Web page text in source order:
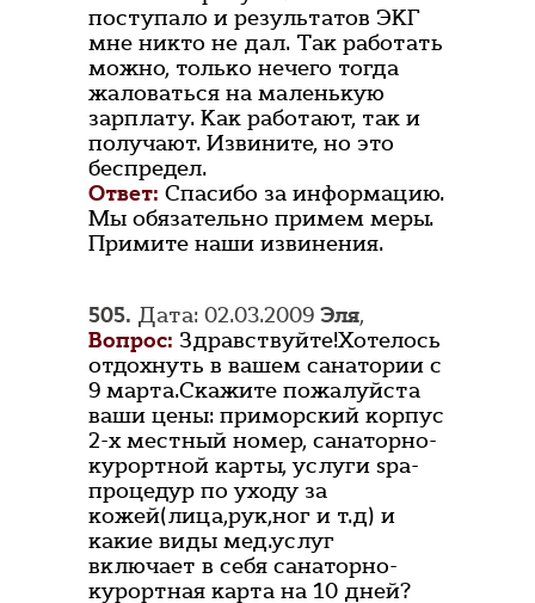
поступало и результатов ЭКГ
мне никто не дал. Так работать
можно, только нечего тогда
жаловаться на маленькую
зарплату. Как работают, так и
получают. Извините, но это
беспредел.
Ответ: Спасибо за информацию.
Мы обязательно примем меры.
Примите наши извинения.
505. Дата: 02.03.2009 Эля,
Вопрос: Здравствуйте!Хотелось
отдохнуть в вашем санатории с
9 марта.Скажите пожалуйста
ваши цены: приморский корпус
2-х местный номер, санаторно-
курортной карты, услуги spa-
процедур по уходу за
кожей(лица,рук,ног и т.д) и
какие виды мед.услуг
включает в себя санаторно-
курортная карта на 10 дней?